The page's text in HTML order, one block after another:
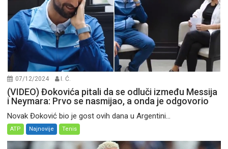
07/12/2024 I. Ć.
(VIDEO) Đokovića pitali da se odluči između Messija
i Neymara: Prvo se nasmijao, a onda je odgovorio
Novak Đoković bio je gost ovih dana u Argentini...
ATP Najnovije Tenis